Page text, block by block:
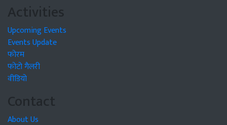
Activities
Upcoming Events
Events Update
फोरम
फोटो गैलरी
वीडियो
Contact
About Us